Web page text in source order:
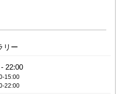
リー
22:00
15:00
22:00